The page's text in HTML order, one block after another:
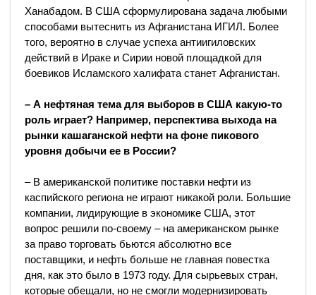
Ханабадом. В США сформулирована задача любыми
способами вытеснить из Афганистана ИГИЛ. Более
того, вероятно в случае успеха антиигиловских
действий в Ираке и Сирии новой площадкой для
боевиков Исламского халифата станет Афганистан.
– А нефтяная тема для выборов в США какую-то
роль играет? Например, перспектива выхода на
рынки кашаганской нефти на фоне пикового
уровня добычи ее в России?
– В американской политике поставки нефти из
каспийского региона не играют никакой роли. Большие
компании, лидирующие в экономике США, этот
вопрос решили по-своему – на американском рынке
за право торговать бьются абсолютно все
поставщики, и нефть больше не главная повестка
дня, как это было в 1973 году. Для сырьевых стран,
которые обещали, но не смогли модернизировать